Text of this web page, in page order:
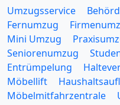
Umzugsservice
Fernumzug
Mini Umzug
Seniorenumzug
Entrümpelung
Möbellift
Möbelmitfahrzentrale